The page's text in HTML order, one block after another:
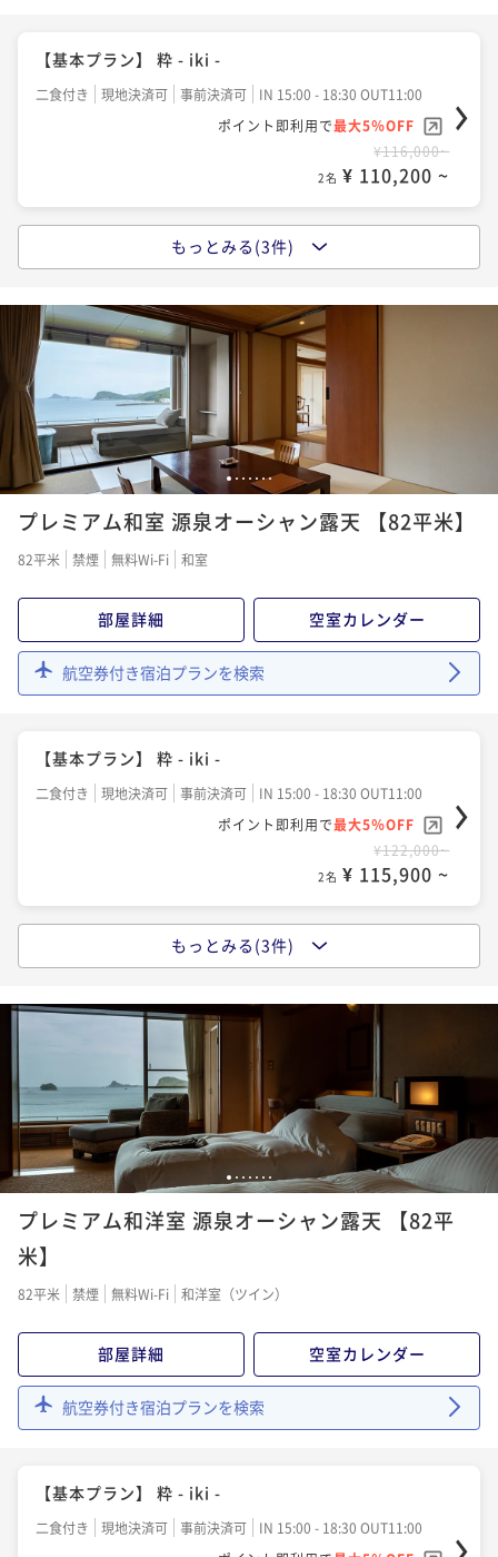
【基本プラン】 粋 - iki -
二食付き 現地決済可 事前決済可
IN 15:00 - 18:30 OUT11:00
ポイント即利用で最大5％OFF
¥116,000~
2名 ¥ 110,200 ~
【ご褒美スパ】選べるトリートメント＆プライベート
二食付き 現地決済可 事前決済可
IN 15:00 - 18:30 OUT11:00
ポイント即利用で
2名
【季節限定】一本釣りのどぐろ×壱岐牛すき焼き｜海
と大地が織りなす味わい
¥138,000~
2名 ¥ 131,100 ~
¥139,000~
2名 ¥ 132,050 ~
もっとみる(3件)
1 2 3 4 567
プレミアム和室 源泉オーシャン露天 【82平米】
82平米 禁煙 無料Wi-Fi 和室
部屋詳細 空室カレンダー
航空券付き宿泊プランを検索
【基本プラン】 粋 - iki -
二食付き 現地決済可 事前決済可
IN 15:00 - 18:30 OUT11:00
ポイント即利用で最大5％OFF
¥122,000~
2名 ¥ 115,900 ~
【ご褒美スパ】選べるトリートメント＆プライベート
二食付き 現地決済可 事前決済可
IN 15:00 - 18:30 OUT11:00
ポイント即利用で
最大5％OFF
¥140,700~
2名 ¥ 133,665 ~
【季節限定】一本釣りのどぐろ×壱岐牛すき焼き｜海
と大地が織りなす味わい
二食付き
【夕食アップグレード】旬の特選会席
2名 ¥ 137,750 ~
もっとみる(3件)
1 2 3 4 5 6 7
プレミアム和洋室 源泉オーシャン露天 【82平
米】
82平米 禁煙 無料Wi-Fi 和洋室（ツイン）
部屋詳細 空室カレンダー
航空券付き宿泊プランを検索
【基本プラン】 粋 - iki -
二食付き 現地決済可 事前決済可
IN 15:00 - 18:30 OUT11:00